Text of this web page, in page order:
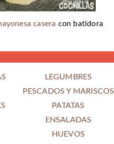
casera con batidora
LEGUMBRES
PESCADOS Y MARISCOS
PATATAS
ENSALADAS
HUEVOS